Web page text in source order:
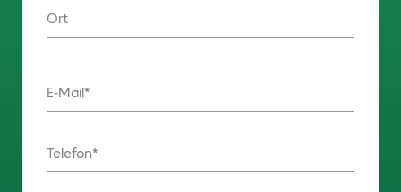
Ort
E-Mail
Telefon